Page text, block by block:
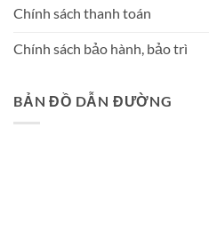
Chính sách thanh toán
Chính sách bảo hành, bảo trì
BẢN ĐỒ DẪN ĐƯỜNG